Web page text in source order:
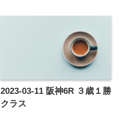
2023-03-11 阪神6R ３歳１勝
クラス